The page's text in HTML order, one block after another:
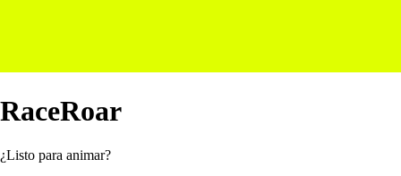
RaceRoar
¿Listo para animar?